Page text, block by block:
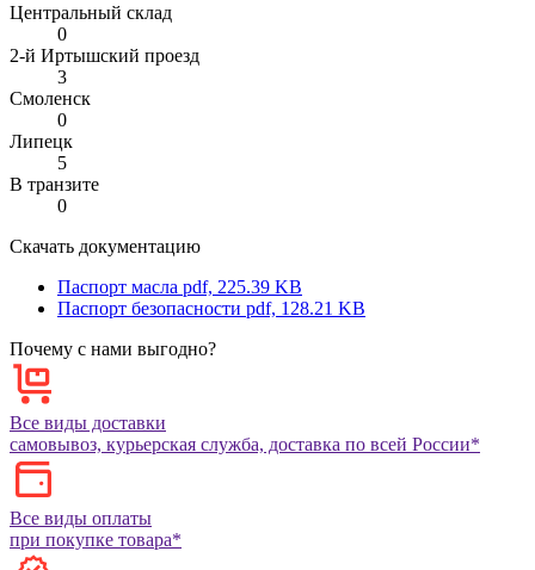
Центральный склад
0
2-й Иртышский проезд
3
Смоленск
0
Липецк
5
В транзите
0
Скачать документацию
Паспорт масла pdf, 225.39 KB
Паспорт безопасности pdf, 128.21 KB
Почему с нами выгодно?
Все виды доставки
самовывоз, курьерская служба, доставка по всей России*
Все виды оплаты
при покупке товара*